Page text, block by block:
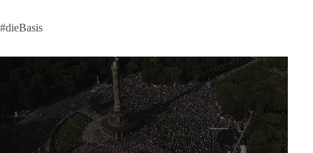
58
DieBasis
🔎 Über 100-mal keine Antwort.
Anthony Fauci, Immunologe und Berater des ehemaligen US-
Präsidenten, hat bei einer Anhörung des US-Senats auf mehr
#dieBasis